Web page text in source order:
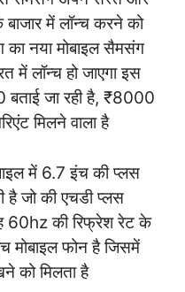
में लॉन्च करने को
नया मोबाइल सैमसंग
में लॉन्च हो जाएगा इस
बताई जा रही है, ₹8000
मिलने वाला है
में 6.7 इंच की प्लस
है जो की एचडी प्लस
60hz की रिफ्रेश रेट के
मोबाइल फोन है जिसमें
को मिलता है